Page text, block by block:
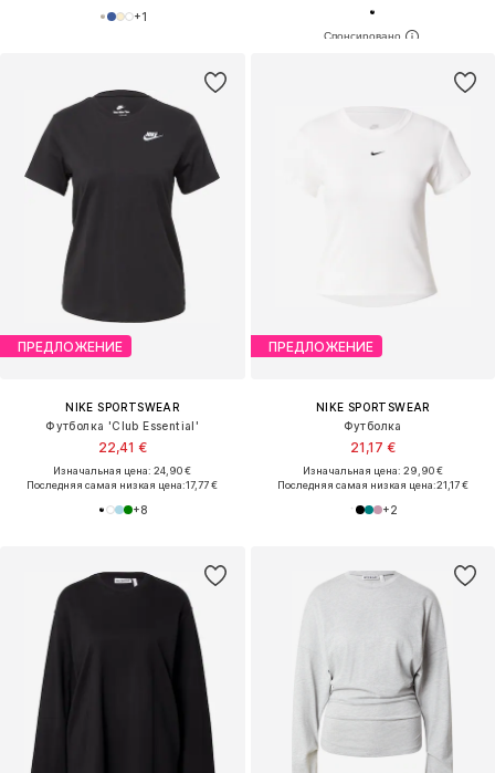
+1
ПРЕДЛОЖЕНИЕ
NIKE SPORTSWEAR
Футболка 'Club Essential'
22,41 €
Изначальная цена: 24,90 €
Последняя самая низкая цена:17,77 €
+8
ПРЕДЛОЖЕНИЕ
NIKE SPORTSWEAR
Футболка
21,17 €
Изначальная цена: 29,90 €
Последняя самая низкая цена:21,17 €
+2